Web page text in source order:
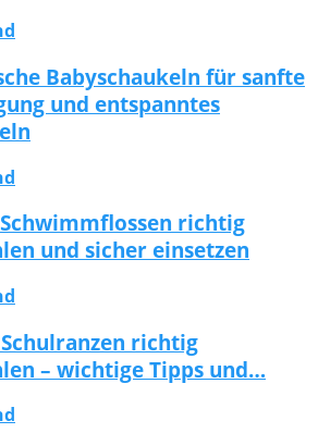
Babyschaukeln für sanfte
und entspanntes
richtig
und sicher einsetzen
richtig
– wichtige Tipps und…